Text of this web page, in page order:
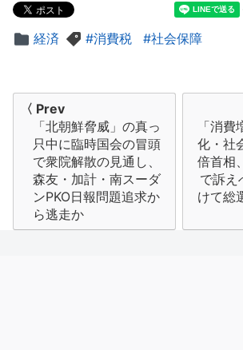
経済 消費税 社会保障
〈 Prev
「北朝鮮脅威」の真っ
只中に臨時国会の冒頭
で衆院解散の見通し、
森友・加計・南スーダ
ンPKO日報問題追求か
ら逃走か
「消
化・社
倍首相
で訴
けて総